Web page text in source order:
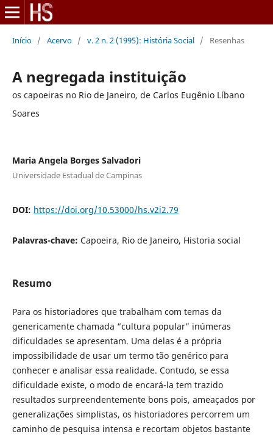
Início / Acervo / v. 2 n. 2 (1995): História Social / Resenhas
A negregada instituição
os capoeiras no Rio de Janeiro, de Carlos Eugênio Líbano
Soares
Maria Angela Borges Salvadori
Universidade Estadual de Campinas
DOI: https://doi.org/10.53000/hs.v2i2.79
Palavras-chave: Capoeira, Rio de Janeiro, Historia social
Resumo
Para os historiadores que trabalham com temas da
genericamente chamada “cultura popular” inúmeras
dificuldades se apresentam. Uma delas é a própria
impossibilidade de usar um termo tão genérico para
conhecer e analisar essa realidade. Contudo, se essa
dificuldade existe, o modo de encará-la tem trazido
resultados surpreendentemente bons pois, ameaçados por
generalizações simplistas, os historiadores percorrem um
caminho de pesquisa intensa e recortam objetos bastante